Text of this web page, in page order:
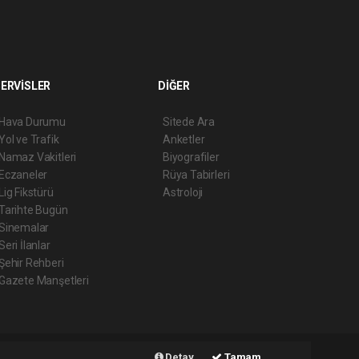
Hava Durumu
ve Trafik
Namaz Vakitleri
Eczaneler
Lig Fikstürü
Bugün
İlanlar
Rehberi
Gazete Manşetleri
DİĞER
Sitede Ara
Anketler
Biyografiler
Rüya Tabirleri
Astroloji
Haber Yazılımı: Web Aksiyon ®